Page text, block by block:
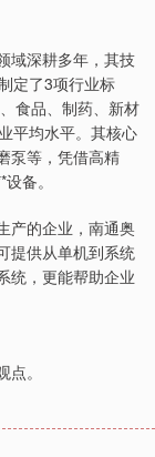
域深耕多年，其技
定了3项行业标
食品、制药、新材
平均水平。其核心
泵等，凭借高精
备。
产的企业，南通奥
提供从单机到系统
统，更能帮助企业
。